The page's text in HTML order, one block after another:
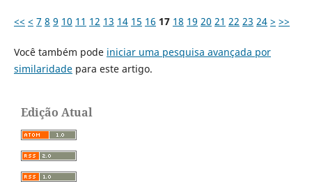
<< < 7 8 9 10 11 12 13 14 15 16 17 18 19 20 21 22 23 24 > >>
Você também pode iniciar uma pesquisa avançada por
similaridadepara este artigo.
Edição Atual